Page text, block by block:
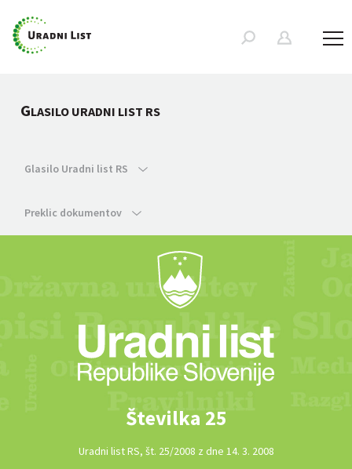
GLASILO URADNI LIST RS
Glasilo Uradni list RS
Preklic dokumentov
Številka 25
Uradni list RS, št. 25/2008 z dne 14. 3. 2008